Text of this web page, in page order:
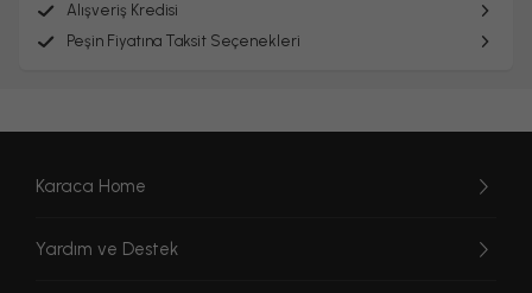
Alışveriş Kredisi
Peşin Fiyatına Taksit Seçenekleri
Karaca Home
Yardım ve Destek